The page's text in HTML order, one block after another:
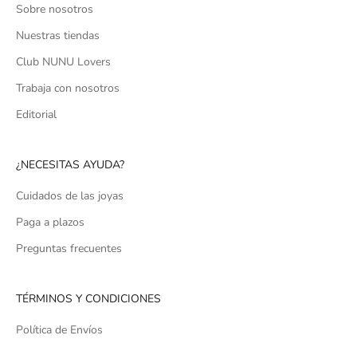
Sobre nosotros
Nuestras tiendas
Club NUNU Lovers
Trabaja con nosotros
Editorial
¿NECESITAS AYUDA?
Cuidados de las joyas
Paga a plazos
Preguntas frecuentes
TÉRMINOS Y CONDICIONES
Política de Envíos